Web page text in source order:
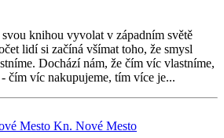
knihou vyvolat v západním světě
lidí si začíná všímat toho, že smysl
Dochází nám, že čím víc vlastníme,
čím víc nakupujeme, tím více je...
Mesto Kn. Nové Mesto